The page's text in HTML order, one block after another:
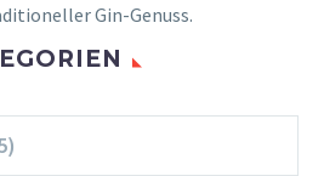
Gin-Genuss.